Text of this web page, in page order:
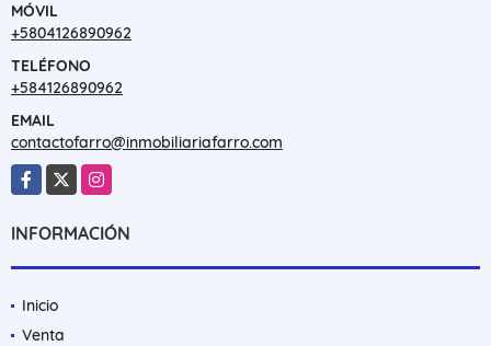
MÓVIL
+5804126890962
TELÉFONO
+584126890962
EMAIL
contactofarro@inmobiliariafarro.com
Facebook
X Instagram
INFORMACIÓN
Inicio
Venta